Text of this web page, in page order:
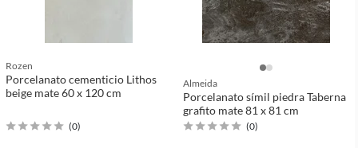
Rozen
Porcelanato cementicio Lithos
beige mate 60 x 120 cm
(0)
Almeida
Porcelanato símil piedra Taberna
grafito mate 81 x 81 cm
(0)